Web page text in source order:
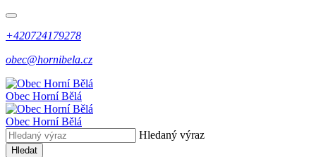
+420724179278
obec@hornibela.cz
Obec HorníBělá
Obec HorníBělá
Hledaný výraz
Hledat